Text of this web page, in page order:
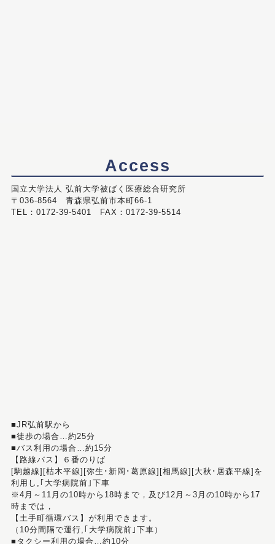
Access
国立大学法人 弘前大学被ばく医療総合研究所
〒036-8564 青森県弘前市本町66-1
TEL：0172-39-5401 FAX：0172-39-5514
■JR弘前駅から
■徒歩の場合…約25分
■バス利用の場合…約15分
【路線バス】６番のりば
[駒越線][枯木平線][弥生･新岡･葛原線][相馬線][大秋･居森平線]を
利用し,｢大学病院前｣下車
※4月～11月の10時から18時まで，及び12月～3月の10時から17
時までは，
【土手町循環バス】が利用できます。
（10分間隔で運行,｢大学病院前｣下車）
■タクシー利用の場合…約10分